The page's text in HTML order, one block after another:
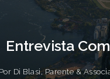
Entrevista
Di Blasi, Parente &